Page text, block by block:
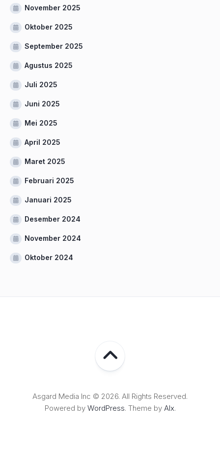
November 2025
Oktober 2025
September 2025
Agustus 2025
Juli 2025
Juni 2025
Mei 2025
April 2025
Maret 2025
Februari 2025
Januari 2025
Desember 2024
November 2024
Oktober 2024
Asgard Media Inc © 2026. All Rights Reserved.
Powered by WordPress. Theme by Alx.